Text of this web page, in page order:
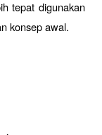
tepat digunakan
konsep awal.